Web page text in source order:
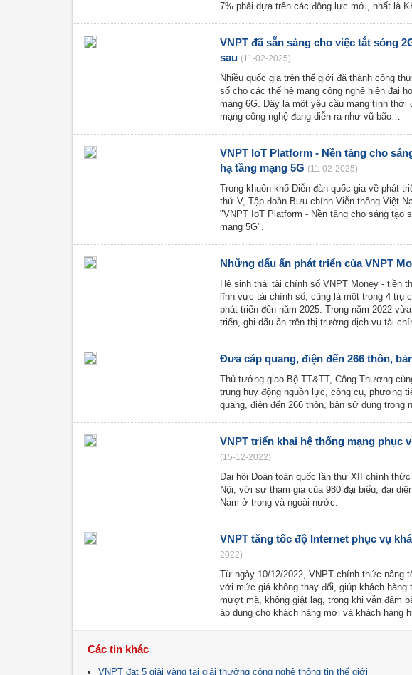
7% phải dựa trên các động lực mới, nhất là
VNPT đã sẵn sàng cho việc tắt sóng
sau (11-02-2025)
Nhiều quốc gia trên thế giới đã thành công
số cho các thế hệ mạng công nghệ hiện đại
mạng 6G. Đây là một yêu cầu mang tính thời
mạng công nghệ đang diễn ra như vũ bão…
VNPT IoT Platform - Nền tảng cho
hạ tầng mạng 5G (11-02-2025)
Trong khuôn khổ Diễn đàn quốc gia về phát
thứ V, Tập đoàn Bưu chính Viễn thông Việt
"VNPT IoT Platform - Nền tảng cho sáng tạo
mạng 5G".
Những dấu ấn phát triển của VNPT
Hệ sinh thái tài chính số VNPT Money - tiền
lĩnh vực tài chính số, cũng là một trong 4 trụ
phát triển đến năm 2025. Trong năm 2022
triển, ghi dấu ấn trên thị trường dịch vụ tài
Đưa cáp quang, điện đến 266 thôn,
Thủ tướng giao Bộ TT&TT, Công Thương
trung huy động nguồn lực, công cụ, phương
quang, điện đến 266 thôn, bản sử dụng trong
VNPT triển khai hệ thống mạng phục
(15-12-2022)
Đại hội Đoàn toàn quốc lần thứ XII chính
Nội, với sự tham gia của 980 đại biểu, đại
Nam ở trong và ngoài nước.
VNPT tăng tốc độ Internet phục vụ
2022)
Từ ngày 10/12/2022, VNPT chính thức nâng
với mức giá không thay đổi, giúp khách
mượt mà, không giật lag, trong khi vẫn đảm
áp dụng cho khách hàng mới và khách hàng
Các tin khác
VNPT đạt 5 giải vàng tại giải thưởng công nghệ thông tin thế giới